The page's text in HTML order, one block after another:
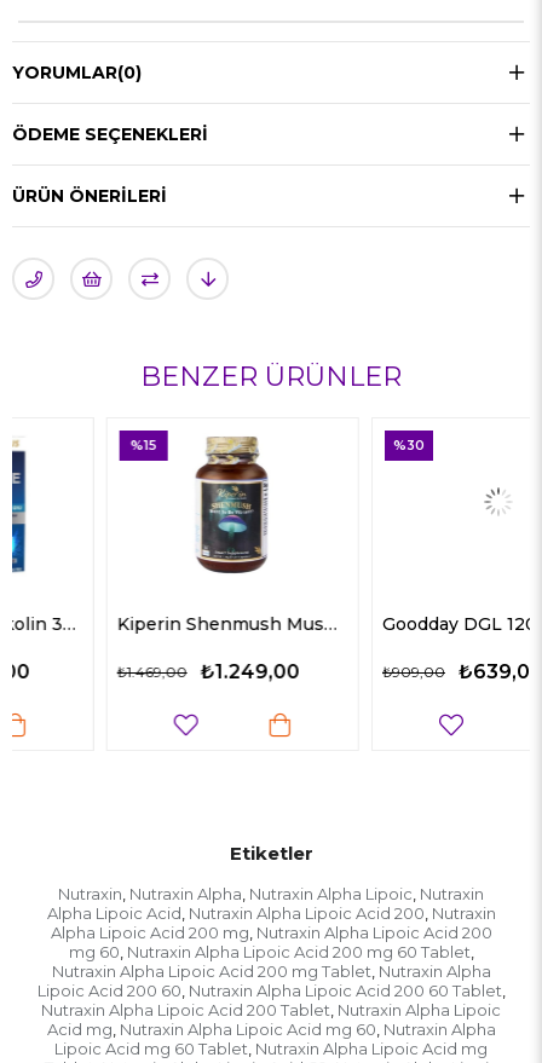
YORUMLAR(0)
ÖDEME SEÇENEKLERI
ÜRÜN ÖNERILERI
BENZER ÜRÜNLER
Kiperin Shenmush Mushroom Complex AHCC, Reishi, Shiitake, Lions's Mane, Agaricus 30 Kapsül
₺1.249,00
₺1.469,00
Goodday DGL 120 Tablet
₺639,00
₺909,00
Etiketler
Nutraxin Nutraxin Alpha Nutraxin Alpha Lipoic Nutraxin
Alpha Lipoic Acid Nutraxin Alpha Lipoic Acid 200 Nutraxin
Alpha Lipoic Acid 200 mg Nutraxin Alpha Lipoic Acid 200
mg 60 Nutraxin Alpha Lipoic Acid 200 mg 60 Tablet
Nutraxin Alpha Lipoic Acid 200 mg Tablet Nutraxin Alpha
Lipoic Acid 200 60 Nutraxin Alpha Lipoic Acid 200 60 Tablet
Nutraxin Alpha Lipoic Acid 200 Tablet Nutraxin Alpha Lipoic
Acid mg Nutraxin Alpha Lipoic Acid mg 60 Nutraxin Alpha
Lipoic Acid mg 60 Tablet Nutraxin Alpha Lipoic Acid mg